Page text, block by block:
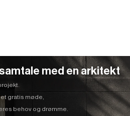
med en arkitekt
gratis møde,
behov og drømme.